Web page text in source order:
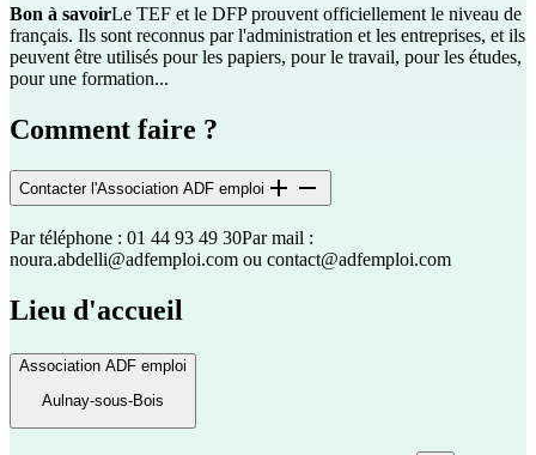
Bon à savoirLe TEF et le DFP prouvent officiellement le niveau de
français. Ils sont reconnus par l'administration et les entreprises, et ils
peuvent être utilisés pour les papiers, pour le travail, pour les études,
pour une formation...
Comment faire ?
Contacter l'Association ADF emploi
Par téléphone : 01 44 93 49 30Par mail :
noura.abdelli@adfemploi.com ou contact@adfemploi.com
Lieu d'accueil
Association ADF emploi
Aulnay-sous-Bois